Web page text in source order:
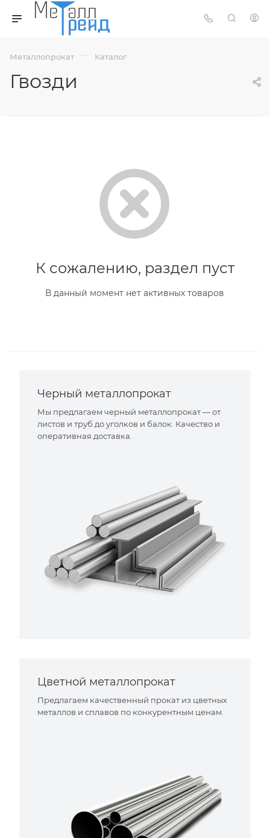
Металлопрокат — Каталог
Гвозди
К сожалению, раздел пуст
В данный момент нет активных товаров
Черный металлопрокат
Мы предлагаем черный металлопрокат — от
листов и труб до уголков и балок. Качество и
оперативная доставка.
Цветной металлопрокат
Предлагаем качественный прокат из цветных
металлов и сплавов по конкурентным ценам.